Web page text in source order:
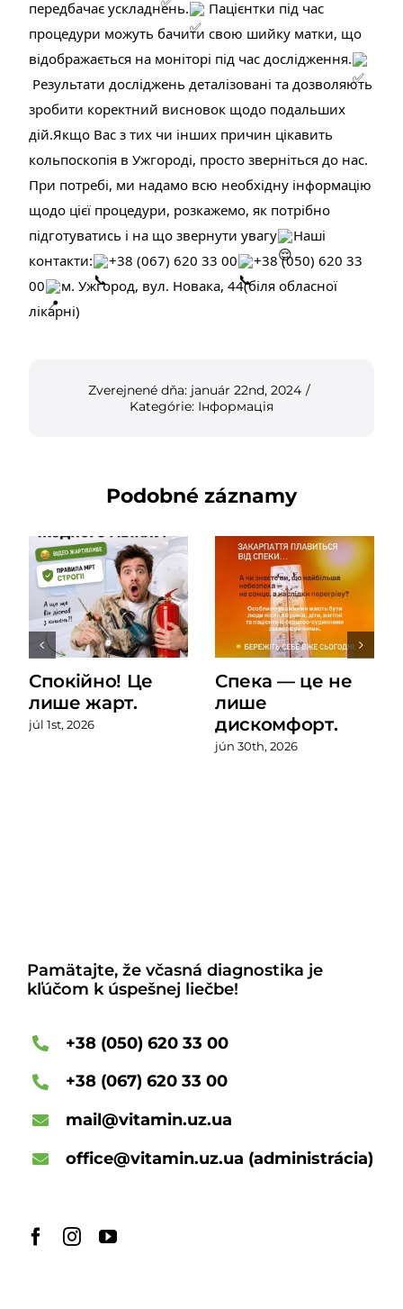
передбачає ускладнень.
Пацієнтки під час
процедури можуть бачити свою шийку матки, що
відображається на моніторі під час дослідження.
Результати досліджень деталізовані та дозволяють
зробити коректний висновок щодо подальших
дій.Якщо Вас з тих чи інших причин цікавить
кольпоскопія в Ужгороді, просто зверніться до нас.
При потребі, ми надамо всю необхідну інформацію
щодо цієї процедури, розкажемо, як потрібно
підготуватись і на що звернути увагу
Наші
контакти:
+38 (067) 620 33 00
+38 (050) 620 33
00
м. Ужгород, вул. Новака, 44(біля обласної
лікарні)
Zverejnené dňa: január 22nd, 2024 /
Kategórie: Інформація
Podobné záznamy
Спокійно! Це
лише жарт.
júl 1st, 2026
Спека — це не
лише
дискомфорт.
jún 30th, 2026
Pamätajte, že včasná diagnostika je
kľúčom k úspešnej liečbe!
+38 (050) 620 33 00
+38 (067) 620 33 00
mail@vitamin.uz.ua
office@vitamin.uz.ua (administrácia)